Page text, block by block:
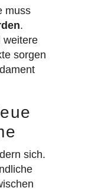
muss
.
weitere
sorgen
sich.